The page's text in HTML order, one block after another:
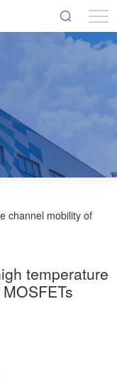
channel mobility of
temperature